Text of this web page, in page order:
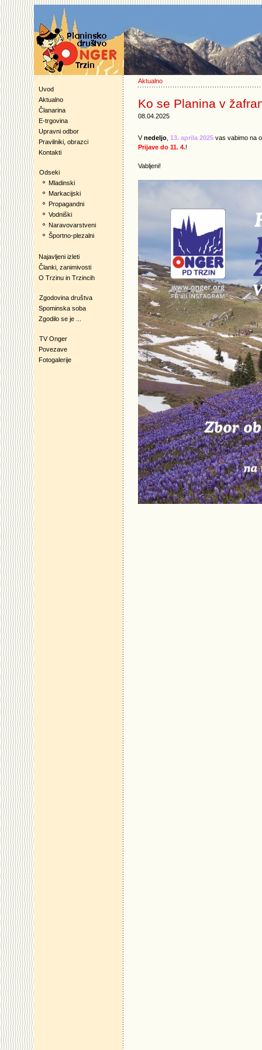
Uvod
Aktualno
Članarina
E-trgovina
Upravni odbor
Pravilniki, obrazci
Kontakti
Odseki
Mladinski
Markacijski
Propagandni
Vodniški
Naravovarstveni
Športno-plezalni
Najavljeni izleti
Članki, zanimivosti
O Trzinu in Trzincih
Zgodovina društva
Spominska soba
Zgodilo se je ...
TV Onger
Povezave
Fotogalerije
Aktualno
Ko se Planina v
08.04.2025
Vnedeljo 13. aprila 2025 vas vabimo na
Prijave do 11. 4.!
Vabljeni!